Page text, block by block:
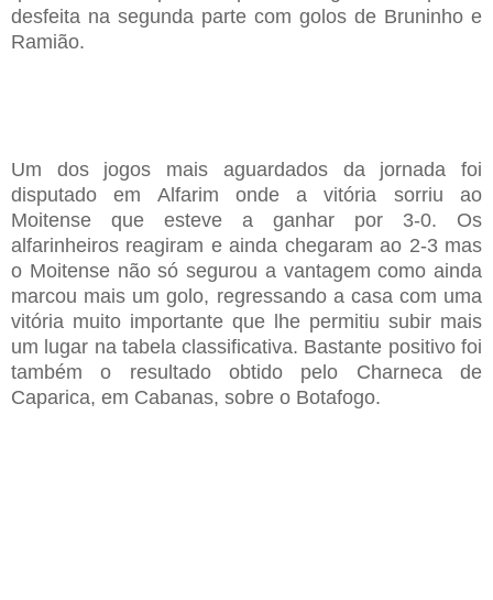
desfeita na segunda parte com golos de Bruninho e
Ramião.
Um dos jogos mais aguardados da jornadafoi
disputado em Alfarim onde a vitória sorriu ao
Moitense que esteve a ganhar por 3-0. Os
alfarinheiros reagiram eainda chegaram ao 2-3 mas
o Moitense não só segurou a vantagem como ainda
marcou mais um golo, regressando a casa com uma
vitória muito importante que lhe permitiu subir mais
um lugar na tabela classificativa. Bastante positivo foi
também o resultado obtido pelo Charneca de
Caparica, em Cabanas, sobre o Botafogo.